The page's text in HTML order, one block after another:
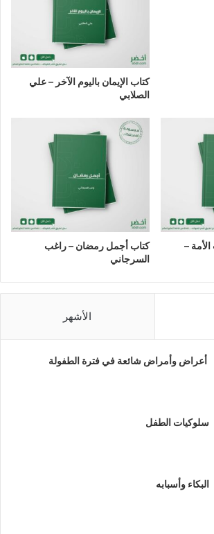
كتاب الإيمان باليوم الآخر – علي
الصلابي
–
كتاب أجمل رمضان – راغب
السرجاني
الأشهر
أعراض وأمراض شائعة في فترة الطفولة
سلوكيات الطفل
البكاء وأسبابه